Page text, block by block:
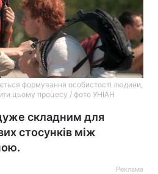
формування особистості людини,
цьому процесу / фото УНІАН
складним для
стосунків між
Реклама